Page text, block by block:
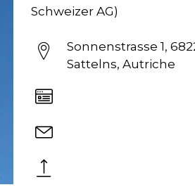
Schweizer AG)
Sonnenstrasse 1,
Sattelns, Autriche